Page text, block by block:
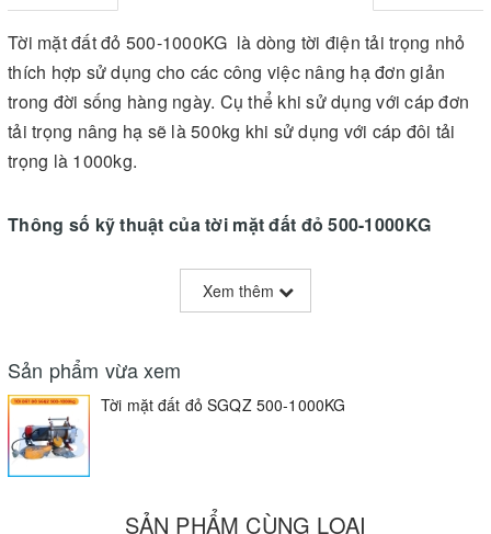
Tời mặt đất đỏ 500-1000KG là dòng tời điện tải trọng nhỏ
thích hợp sử dụng cho các công việc nâng hạ đơn giản
trong đời sống hàng ngày. Cụ thể khi sử dụng với cáp đơn
tải trọng nâng hạ sẽ là 500kg khi sử dụng với cáp đôi tải
trọng là 1000kg.
Thông số kỹ thuật của tời mặt đất đỏ 500-1000KG
- Tải trọng: 1 móc 500kg; 2 móc 1000kg
- Điện áp: 220v
- Độ dài dây cáp: 30m; tốc độ 14m/phút
- Xuất xứ: Trung Quốc
Xem thêm
Sản phẩm vừa xem
Tời mặt đất đỏ SGQZ 500-1000KG
SẢN PHẨM CÙNG LOẠI